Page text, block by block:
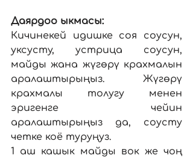
Даярдоо ыкмасы:
Кичинекей идишке соя соусун,
уксусту, устрица соусун,
майды жана жүгөрү крахмалын
аралаштырыңыз. Жүгөрү
крахмалы толугу менен
эригенге чейин
аралаштырыңыз да, соусту
четке коё туруңуз.
1 аш кашык майды вок же чоң